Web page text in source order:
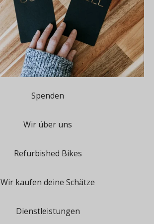
Spenden
Wir über uns
Refurbished Bikes
Wir kaufen deine Schätze
Dienstleistungen